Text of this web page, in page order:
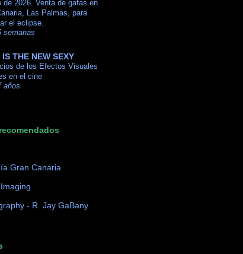
de 2026. Venta de gafas en
Las Palmas, para
el eclipse.
semanas
IS THE NEW SEXY
de los Efectos Visuales
en el cine
años
Gran Canaria
- R. Jay GaBany